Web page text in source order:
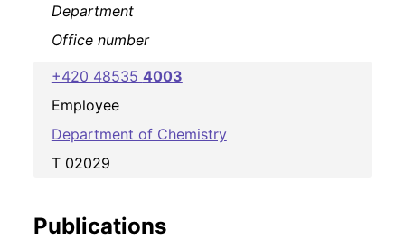
Department
Office number
+420 48535 4003
Employee
Department of Chemistry
T 02029
Publications